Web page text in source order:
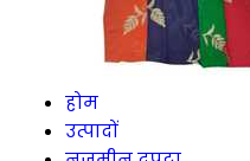
होम
उत्पादों